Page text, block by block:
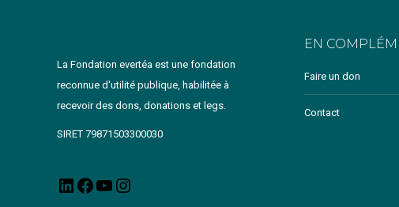
La Fondation evertéa est une fondation
reconnue d'utilité publique, habilitée à
recevoir des dons, donations et legs.
SIRET 79871503300030
EN
Faire un don
Contact
LinkedInFacebook
YouTube